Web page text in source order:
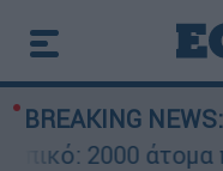
BREAKING NEWS:
2000 άτομα